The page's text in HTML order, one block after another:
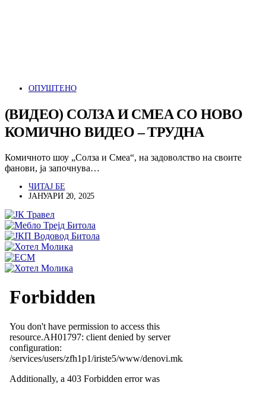
ОПУШТЕНО
(ВИДЕО) СОЛЗА И СМЕА СО НОВО
КОМИЧНО ВИДЕО – ТРУДНА
Комичното шоу „Солза и Смеа“, на задоволство на своите
фанови, ја започнува…
ЧИТАЈ БЕ
ЈАНУАРИ 20, 2025